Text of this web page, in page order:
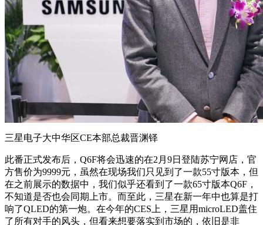
三星电子大中华区CE本部总裁晋渊铎
此番正式发布后，Q6F将会迅速的在2月9日登陆苏宁网店，官
方售价为9999元，虽然在现场我们只见到了一款55寸版本，但
在之前展示的数据中，我们似乎还看到了一款65寸版本Q6F，
不知道是否也会同期上市。而至此，三星在新一年中也算是打
响了QLED的第一炮。在今年的CES上，三星用microLED盖住
了所有对手的风头，但看来想要落实到市场的，依旧是非